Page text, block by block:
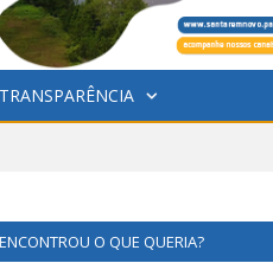
TRANSPARÊNCIA
O QUE QUERIA?